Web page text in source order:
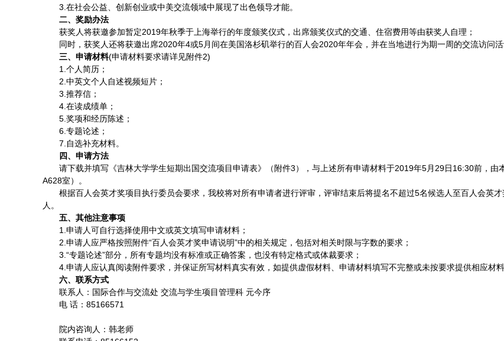
3.在社会公益、创新创业或中美交流领域中展现了出色领导才能。
二、奖励办法
获奖人将获邀参加暂定2019年秋季于上海举行的年度颁奖仪式，出席颁奖仪式的交通、住宿费用等由获奖人自理；
同时，获奖人还将获邀出席2020年4或5月间在美国洛杉矶举行的百人会2020年年会，并在当地进行为期一周的交流访问
三、申请材料(申请材料要求请详见附件2)
1.个人简历；
2.中英文个人自述视频短片；
3.推荐信；
4.在读成绩单；
5.奖项和经历陈述；
6.专题论述；
7.自选补充材料。
四、申请方法
请下载并填写《吉林大学学生短期出国交流项目申请表》（附件3），与上述所有申请材料于2019年5月29日16:30前，
A628室）。
根据百人会英才奖项目执行委员会要求，我校将对所有申请者进行评审，评审结束后将提名不超过5名候选人至百人会英
人。
五、其他注意事项
1.申请人可自行选择使用中文或英文填写申请材料；
2.申请人应严格按照附件“百人会英才奖申请说明”中的相关规定，包括对相关时限与字数的要求；
3.“专题论述”部分，所有专题均没有标准或正确答案，也没有特定格式或体裁要求；
4.申请人应认真阅读附件要求，并保证所写材料真实有效，如提供虚假材料、申请材料填写不完整或未按要求提供相应材
六、联系方式
联系人：国际合作与交流处 交流与学生项目管理科 元今序
电 话：85166571
院内咨询人：韩老师